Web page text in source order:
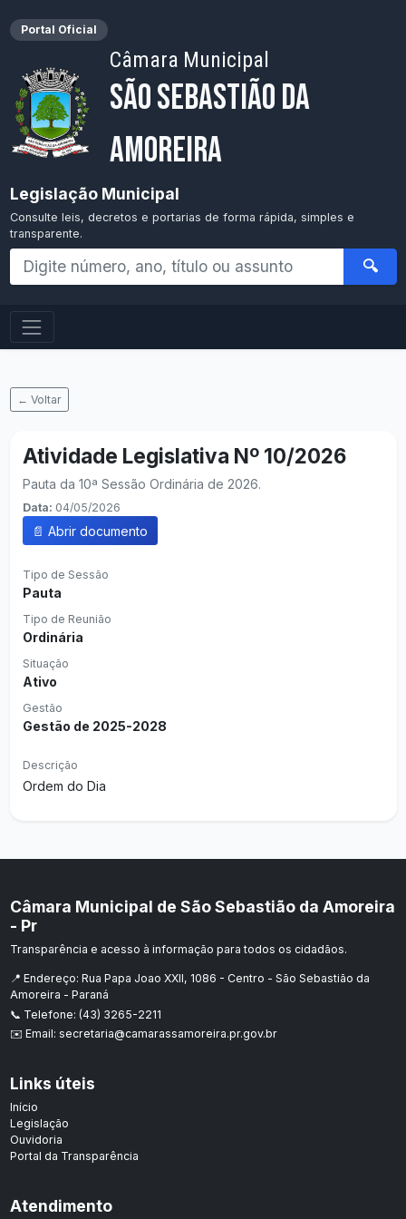
Portal Oficial
Câmara Municipal
São Sebastião da
Amoreira
Legislação Municipal
Consulte leis, decretos e portarias de forma rápida, simples e
transparente.
🔍
← Voltar
Atividade Legislativa Nº 10/2026
Pauta da 10ª Sessão Ordinária de 2026.
Data: 04/05/2026
📄 Abrir documento
Tipo de Sessão
Pauta
Tipo de Reunião
Ordinária
Situação
Ativo
Gestão
Gestão de 2025-2028
Descrição
Ordem do Dia
Câmara Municipal de São Sebastião da Amoreira
- Pr
Transparência e acesso à informação para todos os cidadãos.
📍 Endereço: Rua Papa Joao XXII, 1086 - Centro - São Sebastião da
Amoreira - Paraná
📞 Telefone: (43) 3265-2211
✉️ Email: secretaria@camarassamoreira.pr.gov.br
Links úteis
Início
Legislação
Ouvidoria
Portal da Transparência
Atendimento